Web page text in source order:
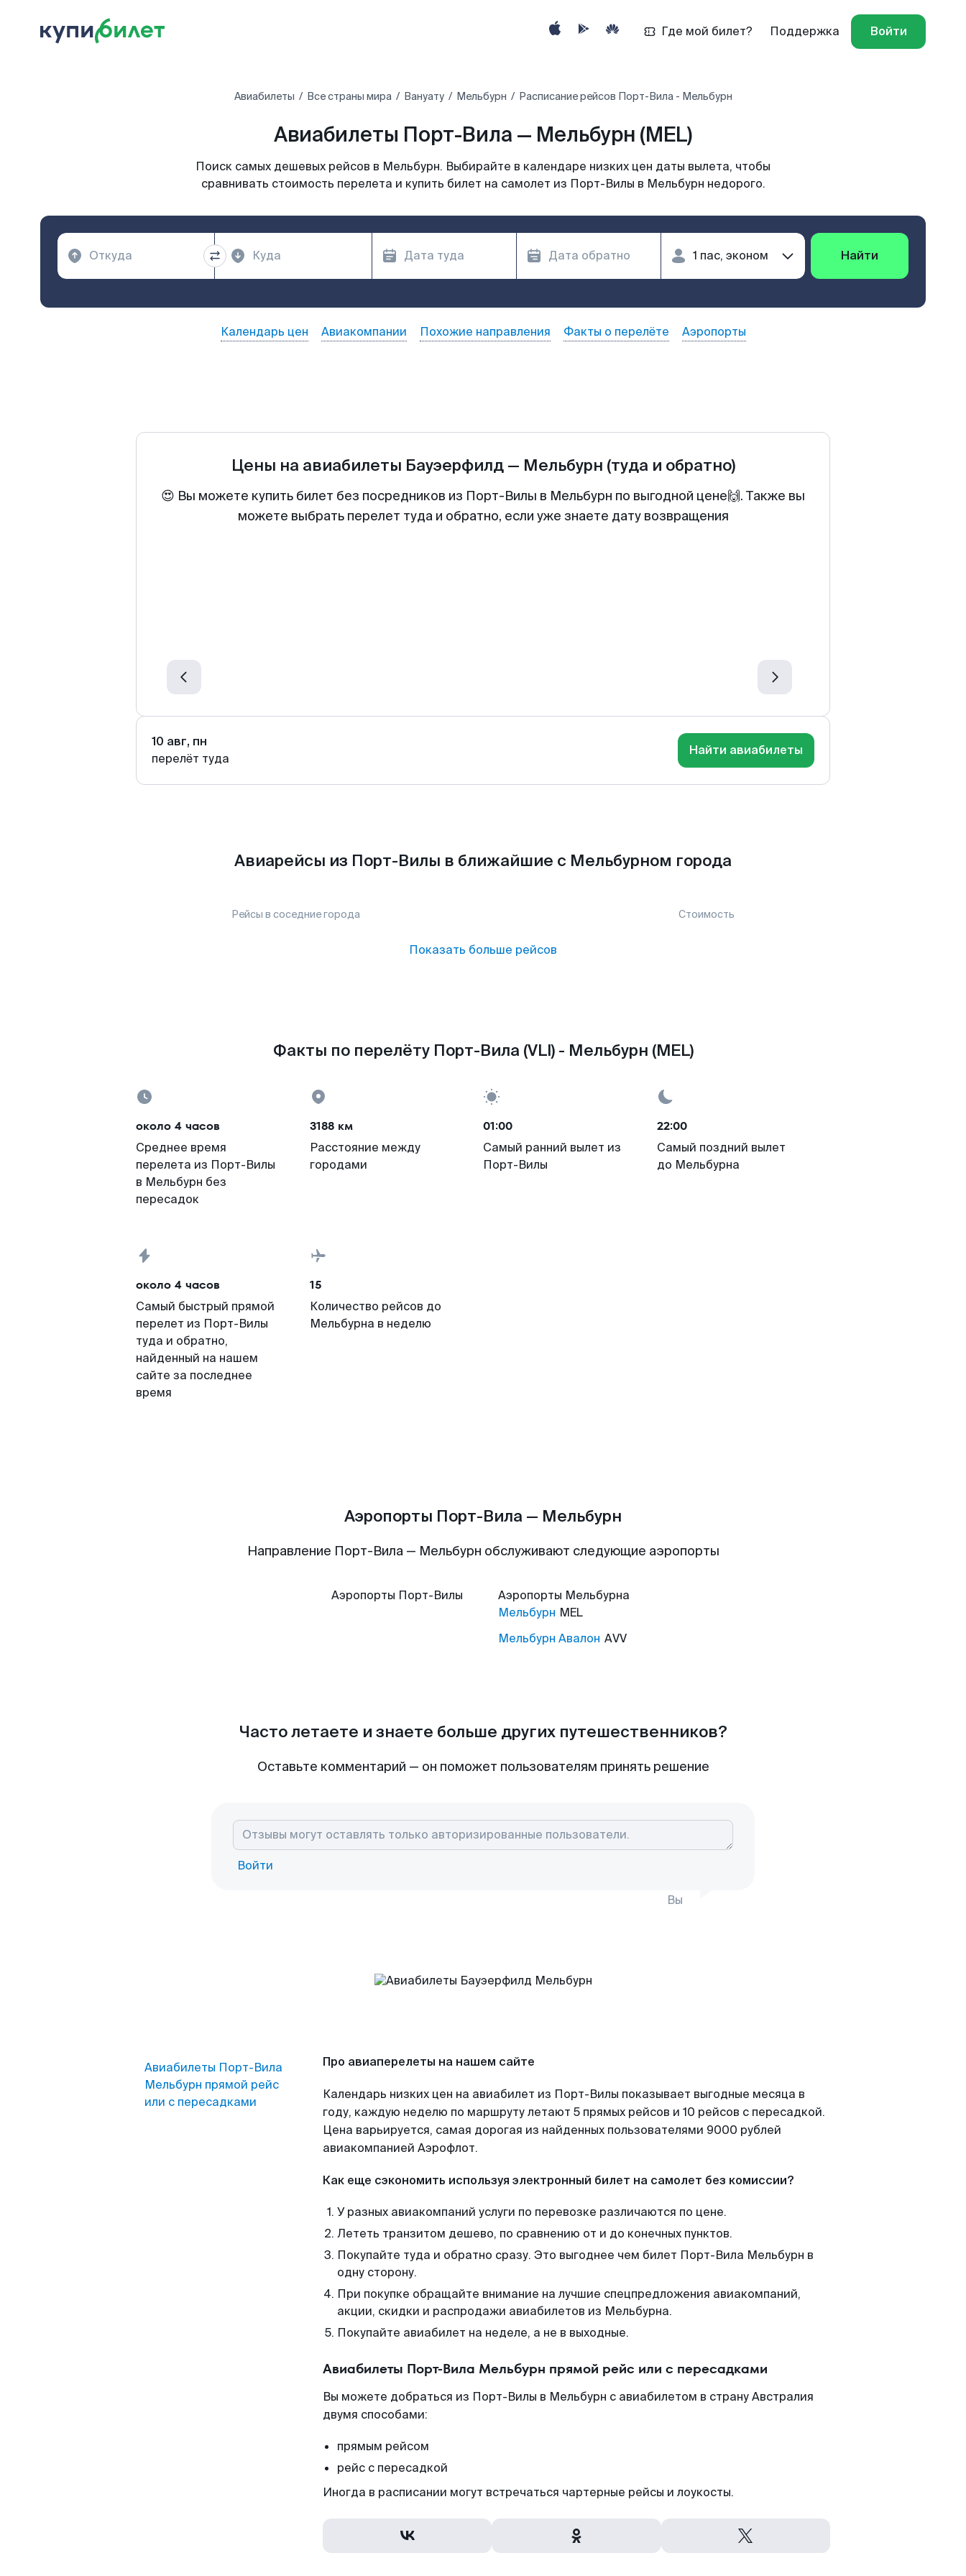
Где мой билет? Поддержка Войти
Авиабилеты Все страны мира Вануату Мельбурн Расписание рейсов Порт-Вила - Мельбурн
Авиабилеты Порт-Вила — Мельбурн (MEL)
Поиск самых дешевых рейсов в Мельбурн. Выбирайте в календаре низких цен даты вылета, чтобы
сравнивать стоимость перелета и купить билет на самолет из Порт-Вилы в Мельбурн недорого.
Найти
Календарь цен Авиакомпании Похожие направления Факты о перелёте Аэропорты
Цены на авиабилеты Бауэерфилд— Мельбурн (туда и обратно)
😍 Вы можете купить билет без посредников из Порт-Вилы в Мельбурн по выгодной цене🙌. Также вы
можете выбрать перелет туда и обратно, если уже знаете дату возвращения
10 авг, пн
перелёт туда
Найти авиабилеты
Авиарейсы из Порт-Вилы в ближайшие с Мельбурном города
Рейсы в соседние города Стоимость
Показать больше рейсов
Факты по перелёту Порт-Вила (VLI) - Мельбурн (MEL)
около 4 часов
Среднее время
перелета из Порт-Вилы
в Мельбурн без
пересадок
3188 км
Расстояние между
городами
01:00
Самый ранний вылет из
Порт-Вилы
22:00
Самый поздний вылет
до Мельбурна
около 4 часов
Самый быстрый прямой
перелет из Порт-Вилы
туда и обратно,
найденный на нашем
сайте за последнее
время
15
Количество рейсов до
Мельбурна в неделю
Аэропорты Порт-Вила — Мельбурн
Направление Порт-Вила — Мельбурн обслуживают следующие аэропорты
Аэропорты Порт-Вилы Аэропорты Мельбурна
Мельбурн MEL
Мельбурн Авалон AVV
Часто летаете и знаете больше других путешественников?
Оставьте комментарий — он поможет пользователям принять решение
Войти
Вы
Авиабилеты Порт-Вила
Мельбурн прямой рейс
или с пересадками
Про авиаперелеты на нашем сайте
Календарь низких цен на авиабилет из Порт-Вилы показывает выгодные месяца в
году, каждую неделю по маршруту летают 5 прямых рейсов и 10 рейсов с пересадкой.
Цена варьируется, самая дорогая из найденных пользователями 9000 рублей
авиакомпанией Аэрофлот.
Как еще сэкономить используя электронный билет на самолет без комиссии?
У разных авиакомпаний услуги по перевозке различаются по цене.
Лететь транзитом дешево, по сравнению от и до конечных пунктов.
Покупайте туда и обратно сразу. Это выгоднее чем билет Порт-Вила Мельбурн в
одну сторону.
При покупке обращайте внимание на лучшие спецпредложения авиакомпаний,
акции, скидки и распродажи авиабилетов из Мельбурна.
Покупайте авиабилет на неделе, а не в выходные.
Авиабилеты Порт-Вила Мельбурн прямой рейс или с пересадками
Вы можете добраться из Порт-Вилы в Мельбурн с авиабилетом в страну Австралия
двумя способами:
прямым рейсом
рейс с пересадкой
Иногда в расписании могут встречаться чартерные рейсы и лоукосты.